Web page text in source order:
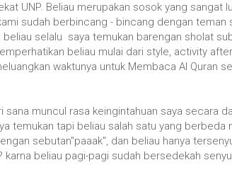
UNP. Beliau merupakan sosok yang
sudah berbincang - bincang dengan
beliau selalu saya temukan barengan sholat
beliau mulai dari style, activity
waktunya untuk Membaca Al Quran
sana muncul rasa keingintahuan saya secara
temukan tapi beliau salah satu yang
sebutan''paaak", dan beliau hanya
karna beliau pagi-pagi sudah bersedekah